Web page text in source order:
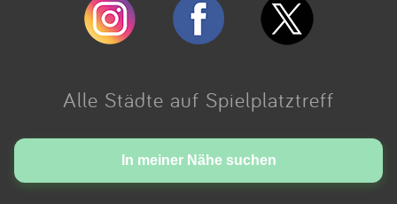
In meiner Nähe suchen
Alle Städte auf Spielplatztreff
Made with love in Cologne.